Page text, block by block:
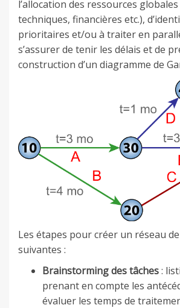
l’allocation des ressources
techniques, financières etc.),
prioritaires et/ou à traiter en
s’assurer de tenir les délais et de
construction d’un diagramme de
Les étapes pour créer un réseau
suivantes :
Brainstorming des tâches:
prenant en compte les
évaluer les temps de